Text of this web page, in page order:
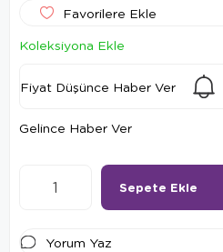
Favorilere Ekle
Koleksiyona Ekle
Fiyat Düşünce Haber Ver
Gelince Haber Ver
Yorum Yaz